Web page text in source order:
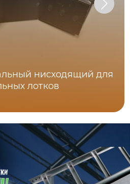
нисходящий для
лотков